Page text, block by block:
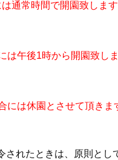
通常時間で開園致します
午後1時から開園致しま
は休園とさせて頂きま
れたときは、原則とし